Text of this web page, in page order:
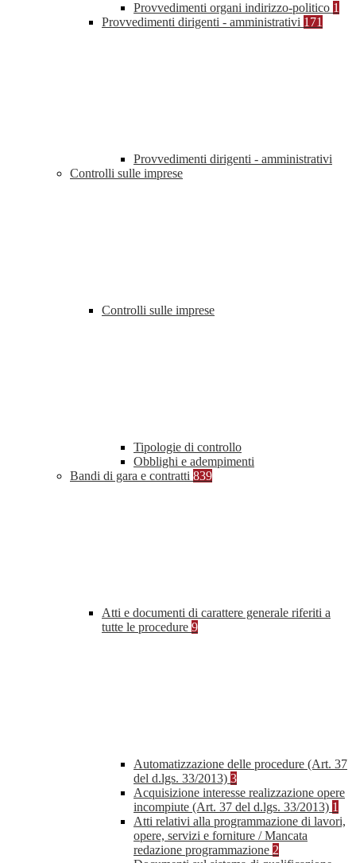
Provvedimenti organi indirizzo-politico 1
Provvedimenti dirigenti - amministrativi 171
Provvedimenti dirigenti - amministrativi
Controlli sulle imprese
Controlli sulle imprese
Tipologie di controllo
Obblighi e adempimenti
Bandi di gara e contratti 839
Atti e documenti di carattere generale riferiti a
tutte le procedure 9
Automatizzazione delle procedure (Art. 37
del d.lgs. 33/2013) 3
Acquisizione interesse realizzazione opere
incompiute (Art. 37 del d.lgs. 33/2013) 1
Atti relativi alla programmazione di lavori,
opere, servizi e forniture / Mancata
redazione programmazione 2